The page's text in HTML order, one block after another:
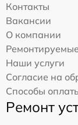
Контакты
Вакансии
О компании
Наши услуги
Согласие на
Способы
Ремонт